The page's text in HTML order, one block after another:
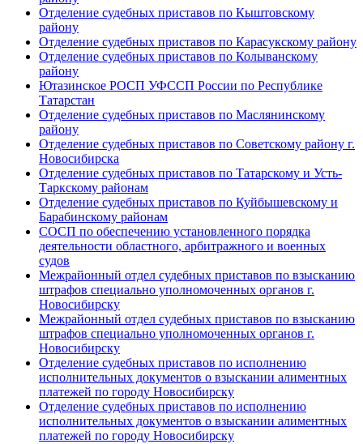
Отделение судебных приставов по Кыштовскому
району
Отделение судебных приставов по Карасукскому району
Отделение судебных приставов по Колыванскому
району
Ютазинское РОСП УФССП России по Республике
Татарстан
Отделение судебных приставов по Маслянинскому
району
Отделение судебных приставов по Советскому району г.
Новосибирска
Отделение судебных приставов по Татарскому и Усть-
Таркскому районам
Отделение судебных приставов по Куйбышевскому и
Барабинскому районам
СОСП по обеспечению установленного порядка
деятельности областного, арбитражного и военных
судов
Межрайонный отдел судебных приставов по взысканию
штрафов специально уполномоченных органов г.
Новосибирску
Межрайонный отдел судебных приставов по взысканию
штрафов специально уполномоченных органов г.
Новосибирску
Отделение судебных приставов по исполнению
исполнительных документов о взыскании алиментных
платежей по городу Новосибирску
Отделение судебных приставов по исполнению
исполнительных документов о взыскании алиментных
платежей по городу Новосибирску